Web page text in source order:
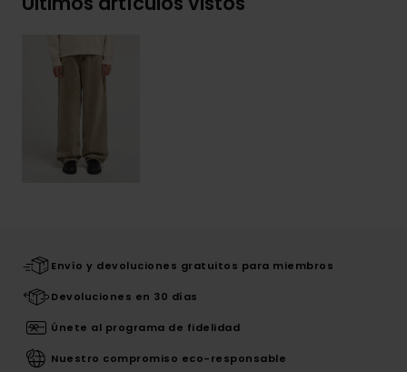
Envío y devoluciones gratuitos para miembros
Devoluciones en 30 días
Únete al programa de fidelidad
Nuestro compromiso eco-responsable